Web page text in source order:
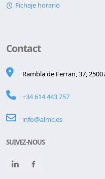
Fichaje horario
Contact
Rambla de Ferran, 37,
+34 614 443 757
info@almc.es
SUIVEZ-NOUS